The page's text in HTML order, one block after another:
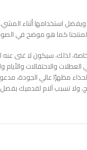
ويفضل استخدامها أثناء المشي.
لمنتجنا كما هو موضح في
لذلك، سيكون لا غنى
والاحتفالات والأيام
ولا تسبب آلام لقدميك